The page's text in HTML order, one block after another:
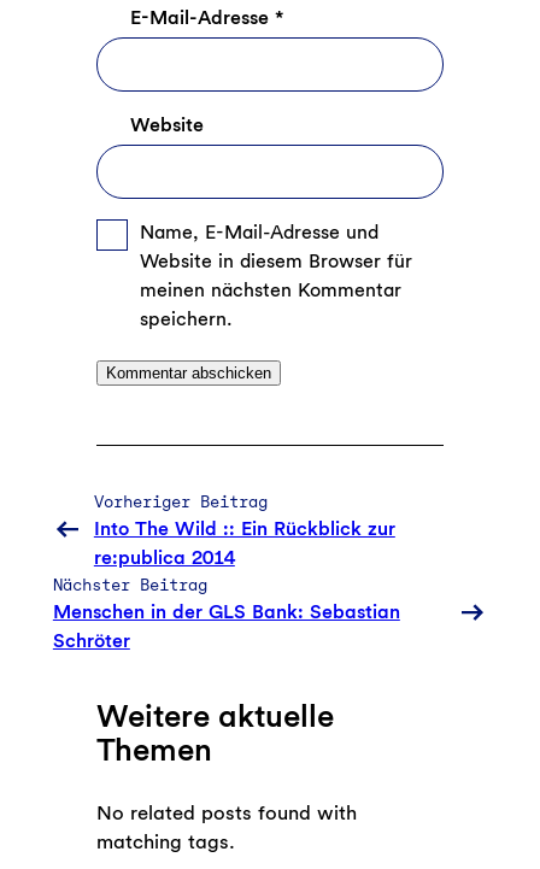
E-Mail-Adresse *
Website
Name, E-Mail-Adresse und
Website in diesem Browser für
meinen nächsten Kommentar
speichern.
Vorheriger Beitrag
Into The Wild :: Ein Rückblick zur
re:publica 2014
Nächster Beitrag
Menschen in der GLS Bank: Sebastian
Schröter
Weitere aktuelle
Themen
No related posts found with
matching tags.